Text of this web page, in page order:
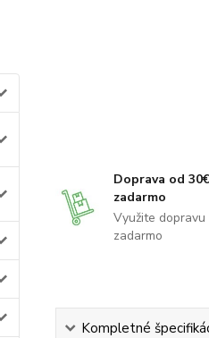
Doprava od 30€
zadarmo
Využite dopravu
zadarmo
Kompletné